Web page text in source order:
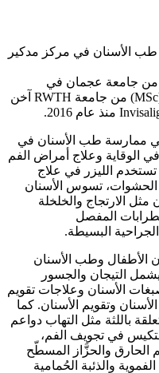
الأسنان في مركز مدكير
جامعة عجمان في
الإمارات، ثم أكملت درجة الماجستير (MSc) من جامعة RWTH آخن
ممارسة طب الأسنان في
الوقاية وعلاج أمراض الفم
تستخدم الليزر في علاج
الحشوات، تسوس الأسنان
مثل الارتجاج والخلخلة
المفصل
الأطفال وطب الأسنان
التيجان والجسور
الأسنان وعلاجات تقويم
وتقويم الأسنان. كما
باللثة مثل التهاب دواعم
في تجويف الفم،
الحارق والحزَّاز المسطّح
والذئبة الحُمامية